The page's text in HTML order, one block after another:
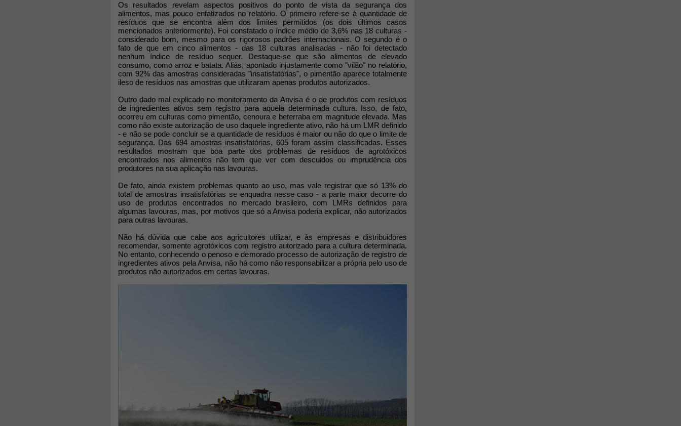
Os resultados revelam aspectos positivos do ponto de vista da segurança dos
alimentos, mas pouco enfatizados no relatório. O primeiro refere-se à quantidade de
resíduos que se encontra além dos limites permitidos (os dois últimos casos
mencionados anteriormente). Foi constatado o índice médio de 3,6% nas 18 culturas -
considerado bom, mesmo para os rigorosos padrões internacionais. O segundo é o
fato de que em cinco alimentos - das 18 culturas analisadas - não foi detectado
nenhum índice de resíduo sequer. Destaque-se que são alimentos de elevado
consumo, como arroz e batata. Aliás, apontado injustamente como "vilão" no relatório,
com 92% das amostras consideradas "insatisfatórias", o pimentão aparece totalmente
ileso de resíduos nas amostras que utilizaram apenas produtos autorizados.
Outro dado mal explicado no monitoramento da Anvisa é o de produtos com resíduos
de ingredientes ativos sem registro para aquela determinada cultura. Isso, de fato,
ocorreu em culturas como pimentão, cenoura e beterraba em magnitude elevada. Mas
como não existe autorização de uso daquele ingrediente ativo, não há um LMR definido
- e não se pode concluir se a quantidade de resíduos é maior ou não do que o limite de
segurança. Das 694 amostras insatisfatórias, 605 foram assim classificadas. Esses
resultados mostram que boa parte dos problemas de resíduos de agrotóxicos
encontrados nos alimentos não tem que ver com descuidos ou imprudência dos
produtores na sua aplicação nas lavouras.
De fato, ainda existem problemas quanto ao uso, mas vale registrar que só 13% do
total de amostras insatisfatórias se enquadra nesse caso - a parte maior decorre do
uso de produtos encontrados no mercado brasileiro, com LMRs definidos para
algumas lavouras, mas, por motivos que só a Anvisa poderia explicar, não autorizados
para outras lavouras.
Não há dúvida que cabe aos agricultores utilizar, e às empresas e distribuidores
recomendar, somente agrotóxicos com registro autorizado para a cultura determinada.
No entanto, conhecendo o penoso e demorado processo de autorização de registro de
ingredientes ativos pela Anvisa, não há como não responsabilizar a própria pelo uso de
produtos não autorizados em certas lavouras.